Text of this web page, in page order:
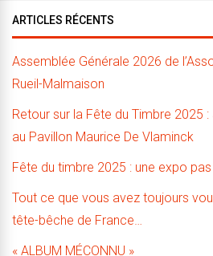
ARTICLES RÉCENTS
Assemblée Générale 2026 de
Rueil-Malmaison
Retour sur la Fête du Timbre 2025
au Pavillon Maurice De Vlaminck
Fête du timbre 2025 : une expo
Tout ce que vous avez toujours
tête-bêche de France…
« ALBUM MÉCONNU »